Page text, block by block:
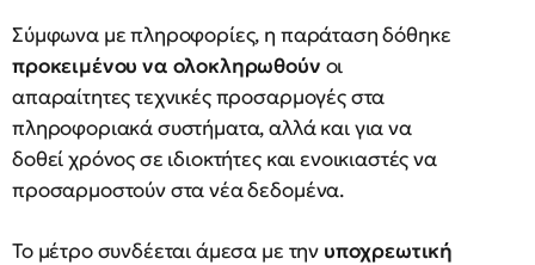
Σύμφωνα με πληροφορίες, η παράταση δόθηκε
προκειμένου να ολοκληρωθούν οι
απαραίτητες τεχνικές προσαρμογές στα
πληροφοριακά συστήματα, αλλά και για να
δοθεί χρόνος σε ιδιοκτήτες και ενοικιαστές να
προσαρμοστούν στα νέα δεδομένα.
Το μέτρο συνδέεται άμεσα με την υποχρεωτική